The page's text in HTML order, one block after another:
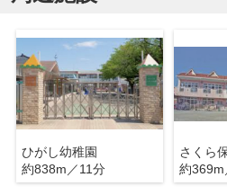
ひがし幼稚園
約838m／11分
さくら
約369m